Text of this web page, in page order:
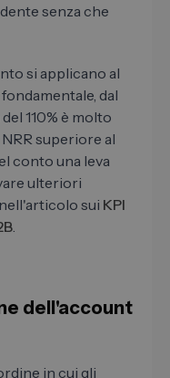
senza che
si applicano al
dal
110% è molto
superiore al
conto una leva
ulteriori
sui KPI
.
dell'account
in cui gli